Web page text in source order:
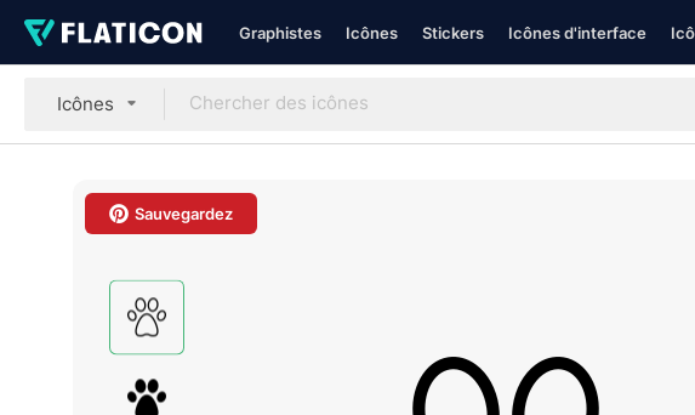
Graphistes Icônes Stickers Icônes d'interface
Icônes
Sauvegardez